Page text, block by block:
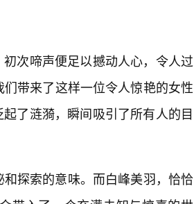
次啼声便足以撼动人心，令人过
带来了这样一位令人惊艳的女性
了涟漪，瞬间吸引了所有人的目
探索的意味。而白峰美羽，恰恰